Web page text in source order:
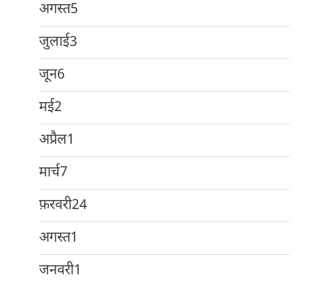
अगस्त5
जुलाई3
जून6
मई2
अप्रैल1
मार्च7
फ़रवरी24
अगस्त1
जनवरी1